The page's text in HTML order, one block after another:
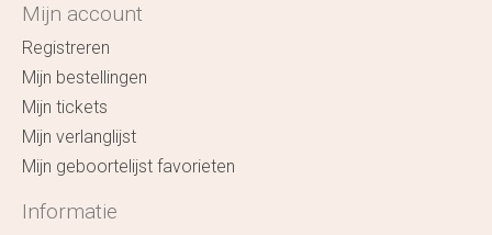
Mijn account
Registreren
Mijn bestellingen
Mijn tickets
Mijn verlanglijst
Mijn geboortelijst favorieten
Informatie